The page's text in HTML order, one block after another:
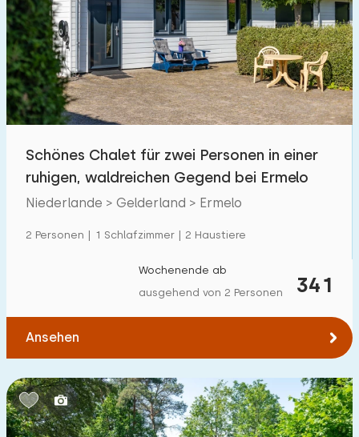
Schwimmbad
Eingezäunter Garten 3
Haustierfrei 14
Fahrradschuppen 2
Budget
€ 0 — € 1000+
Mindestanzahl
1 2 3 4 5
Schönes Chalet für zwei Personen in einer
ruhigen, waldreichen Gegend bei Ermelo
Niederlande > Gelderland > Ermelo
2 Personen | 1 Schlafzimmer | 2 Haustiere
341
Wochenende ab
ausgehend von 2 Personen
Ansehen